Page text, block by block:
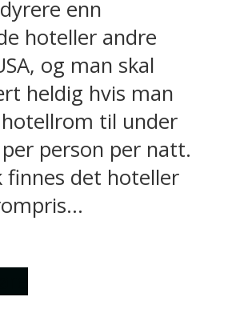
enn
hoteller andre
og man skal
heldig hvis man
til under
per person per natt.
finnes det hoteller